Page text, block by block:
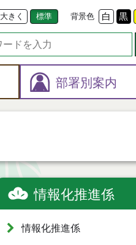
大きく 標準 背景色 白 黒
部署別案内
情報化推進係
情報化推進係